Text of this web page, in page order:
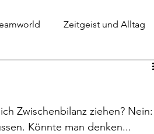
Zeitgeist und Alltag
Zwischenbilanz ziehen? Nein:
Könnte man denken...